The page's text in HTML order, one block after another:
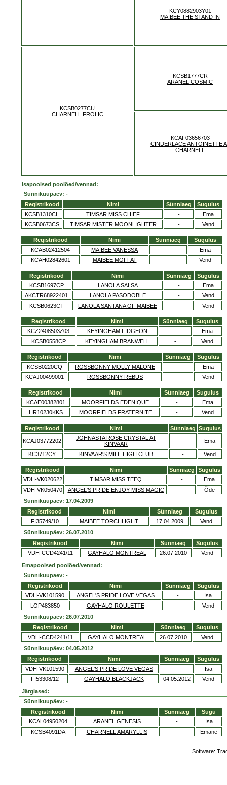
KCY0882903Y01
MAIBEE THE STAND IN
KCSB0277CU
CHARNELL FROLIC
KCSB1777CR
ARANEL COSMIC
KCAF03656703
CINDERLACE ANTOINETTE
CHARNELL
Isapoolsed poolõed/vennad:
Sünnikuupäev: -
Registrikood
Nimi Sünniaeg
Sugulus
KCSB1310CL
TIMSAR MISS CHIEF -
Ema
KCSB0673CS
TIMSAR MISTER MOONLIGHTER - Vend
Registrikood Nimi Sünniaeg
Sugulus
KCAB02412504
MAIBEE VANESSA -
Ema
KCAH02842601
MAIBEE MOFFAT - Vend
Registrikood Nimi Sünniaeg
Sugulus
KCSB1697CP
LANOLA SALSA -
Ema
AKCTR68922401
LANOLA PASODOBLE -
Vend
KCSB0623CT
LANOLA SANTANA OF MAIBEE - Vend
Registrikood Nimi Sünniaeg
Sugulus
KCZ2408503Z03
KEYINGHAM FIDGEON -
Ema
KCSB0558CP
KEYINGHAM BRANWELL - Vend
Registrikood Nimi Sünniaeg
Sugulus
KCSB0220CQ
ROSSBONNY MOLLY MALONE -
Ema
KCAJ00499001
ROSSBONNY REBUS - Vend
Registrikood Nimi Sünniaeg
Sugulus
KCAE00382801
MOORFIELDS EDENIQUE -
Ema
HR10230KKS
MOORFIELDS FRATERNITE - Vend
Registrikood Nimi Sünniaeg Sugulus
KCAJ03772202
JOHNASTA ROSE CRYSTAL AT
KINVAAR
- Ema
KC3712CY KINVAAR'S MILE HIGH CLUB - Vend
Registrikood Nimi Sünniaeg
Sugulus
VDH-VK020622
TIMSAR MISS TEEQ -
Ema
VDH-VK050470
ANGEL'S PRIDE ENJOY MISS MAGIC -
Õde
Sünnikuupäev: 17.04.2009
Registrikood
Nimi Sünniaeg
Sugulus
FI35749/10
MAIBEE TORCHLIGHT 17.04.2009
Vend
Sünnikuupäev: 26.07.2010
Registrikood
Nimi Sünniaeg
Sugulus
VDH-CCD4241/11
GAYHALO MONTREAL 26.07.2010 Vend
Emapoolsed poolõed/vennad:
Sünnikuupäev: -
Registrikood
Nimi Sünniaeg
Sugulus
VDH-VK101590
ANGEL'S PRIDE LOVE VEGAS -
Isa
LOP483850
GAYHALO ROULETTE -
Vend
Sünnikuupäev: 26.07.2010
Registrikood
Nimi Sünniaeg
Sugulus
VDH-CCD4241/11
GAYHALO MONTREAL 26.07.2010
Vend
Sünnikuupäev: 04.05.2012
Registrikood
Nimi Sünniaeg
Sugulus
VDH-VK101590
ANGEL'S PRIDE LOVE VEGAS -
Isa
FI53308/12
GAYHALO BLACKJACK 04.05.2012 Vend
Järglased:
Sünnikuupäev: -
Registrikood
Nimi Sünniaeg
Sugu
KCAL04950204
ARANEL GENESIS -
Isa
KCSB4091DA
CHARNELL AMARYLLIS - Emane
Software: